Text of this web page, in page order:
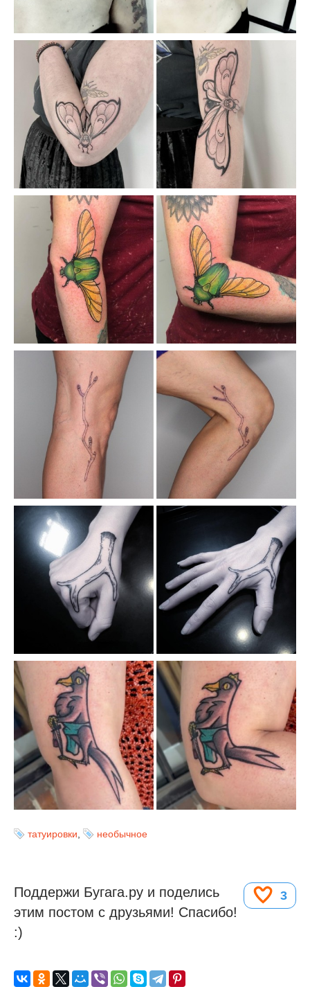
татуировки необычное
3
Поддержи Бугага.ру и поделись
этим постом с друзьями! Спасибо!
:)